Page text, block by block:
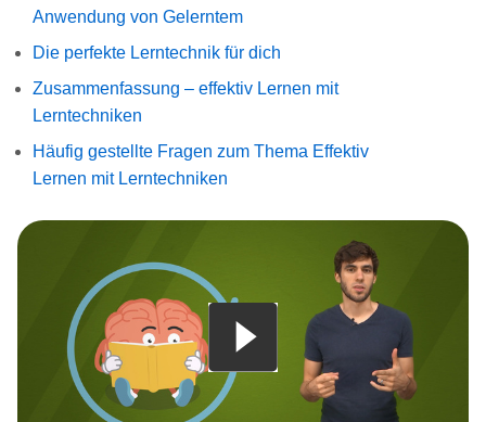
Anwendung von Gelerntem
Die perfekte Lerntechnik für dich
Zusammenfassung – effektiv Lernen mit
Lerntechniken
Häufig gestellte Fragen zum Thema Effektiv
Lernen mit Lerntechniken